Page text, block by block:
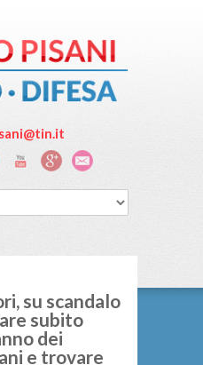
su scandalo
subito
dei
e trovare